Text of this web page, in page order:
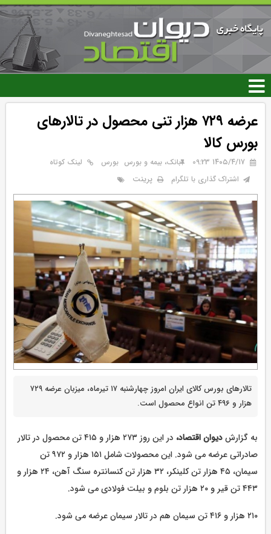
رفتن
محتوای
اصلی
عرضه ۷۲۹ هزار تنی محصول در تالارهای
بورس کالا
۱۴۰۵/۴/۱۷ 09:23 بانک، بیمه و بورس بورس
لینک کوتاه
اشتراک گذاری با تلگرام
پرینت
تالارهای بورس کالای ایران امروز چهارشنبه ۱۷ تیرماه، میزبان عرضه ۷۲۹
هزار و ۴۹۶ تن انواع محصول است.
به گزارشدیوان اقتصاد،
در این روز ۲۷۳ هزار و ۴۱۵ تن محصول در تالار
صادراتی عرضه می شود. این محصولات شامل ۱۵۱ هزار و ۹۷۲ تن
سیمان، ۴۵ هزار تن کلینکر، ۳۲ هزار تن کنسانتره سنگ آهن، ۲۴ هزار و
۴۴۳ تن قیر و ۲۰ هزار تن بلوم و بیلت فولادی می شود.
۲۱۰ هزار و ۴۱۶ تن سیمان هم در تالار سیمان عرضه می شود.